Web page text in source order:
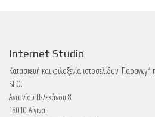
Internet Studio
Κατασκευή και φιλοξενία ιστοσελίδων.
SEO.
Αντωνίου Πελεκάνου 8
18010 Αίγινα.